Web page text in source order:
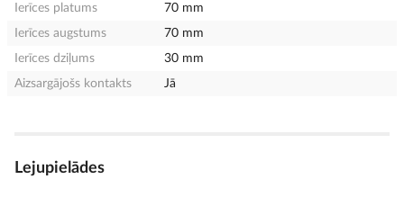
Ierīces platums
70 mm
Ierīces augstums
70 mm
Ierīces dziļums
30 mm
Aizsargājošs kontakts
Jā
Lejupielādes